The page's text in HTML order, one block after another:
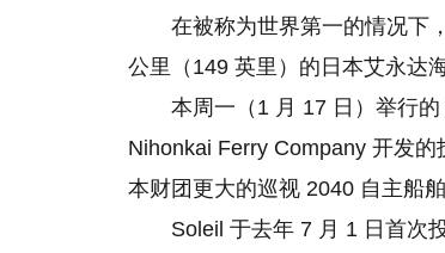
在被称为世界第一的情况下
公里（149 英里）的日本艾永达
本周一（1 月 17 日）举行
Nihonkai Ferry Company 开发
本财团更大的巡视 2040 自主船
Soleil 于去年 7 月 1 日首次